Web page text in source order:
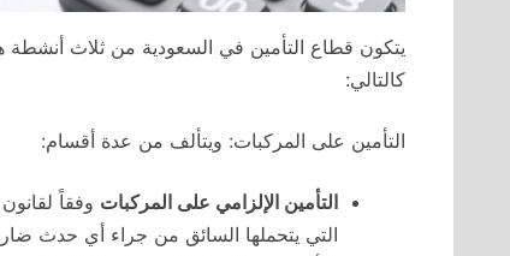
يتكون قطاع التأمين في السعودية من ثلاث أنشطة
كالتالي:
التأمين على المركبات: ويتألف من عدة أقسام:
التأمين الإلزامي على المركبات وفقاً
التي يتحملها السائق من جراء أي حدث